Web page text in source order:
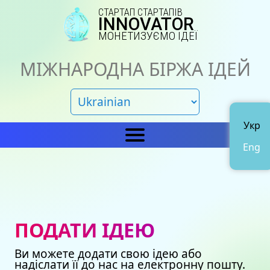
Укр
Eng
СТАРТАП СТАРТАПІВ
INNOVATOR
МОНЕТИЗУЄМО ІДЕЇ
МІЖНАРОДНА БІРЖА ІДЕЙ
Представництва
Наші сертифікати
Каталог ідей
Avto
Подати ідею
ПОДАТИ ІДЕЮ
Ви можете додати свою ідею або
надіслати її до нас на електронну пошту.